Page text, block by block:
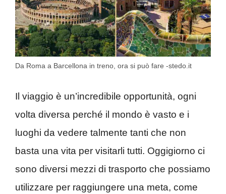
Da Roma a Barcellona in treno, ora si può fare -stedo.it
Il viaggio è un’incredibile opportunità, ogni
volta diversa perché il mondo è vasto e i
luoghi da vedere talmente tanti che non
basta una vita per visitarli tutti. Oggigiorno ci
sono diversi mezzi di trasporto che possiamo
utilizzare per raggiungere una meta, come